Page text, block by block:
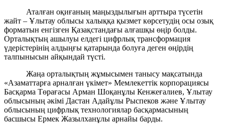
Аталған оқиғаның маңыздылығын арттыра түсетін
жайт – Ұлытау облысы халыққа қызмет көрсетудің осы озық
форматын енгізген Қазақстандағы алғашқы өңір болды.
Орталықтың ашылуы елдегі цифрлық трансформация
үдерістерінің алдыңғы қатарында болуға деген өңірдің
талпынысын айқындай түсті.
Жаңа орталықтың жұмысымен танысу мақсатында
«Азаматтарға арналған үкімет» Мемлекеттік корпорациясы
Басқарма Төрағасы Арман Шоқанұлы Кенжеғалиев, Ұлытау
облысының әкімі Дастан Адайұлы Рыспеков және Ұлытау
облысының цифрлық технологиялар басқармасының
басшысы Ермек Жазылханұлы арнайы барды.